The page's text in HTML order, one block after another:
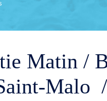
Matin /
Malo